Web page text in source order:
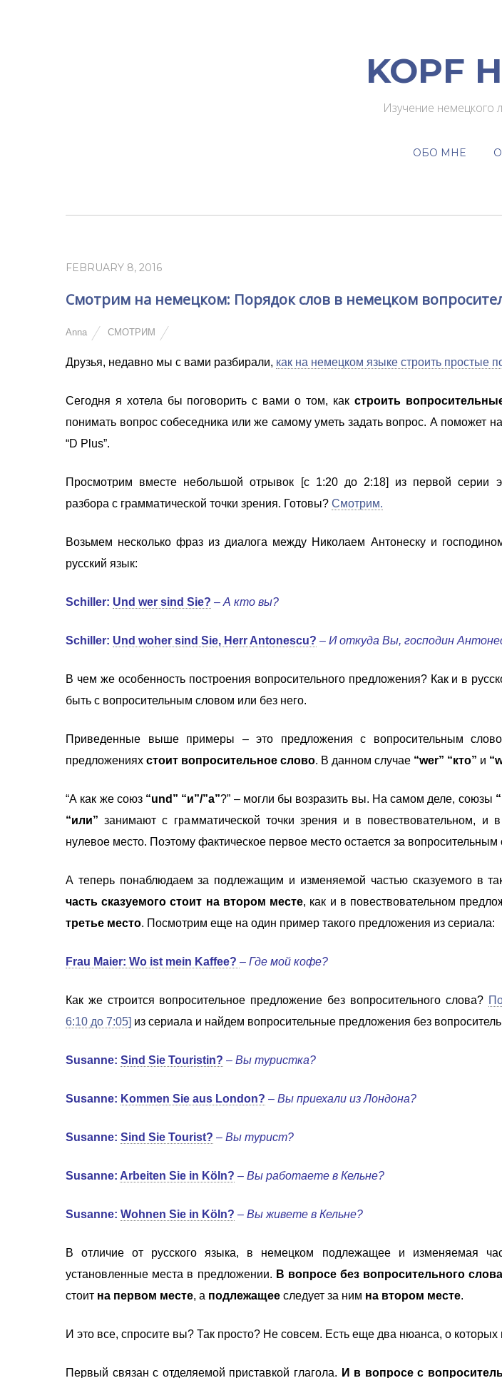
KOPF
Изучение немецкого
ОБО МНЕ
FEBRUARY 8, 2016
Смотрим на немецком: Порядок слов в немецком
Anna СМОТРИМ
Друзья, недавно мы с вами разбирали, как на немецком языке строить простые
Сегодня я хотела бы поговорить с вами о том, как строить
понимать вопрос собеседника или же самому уметь задать вопрос. А поможет
“D Plus”.
Просмотрим вместе небольшой отрывок [с 1:20 до 2:18] из первой серии
разбора с грамматической точки зрения. Готовы? Смотрим.
Возьмем несколько фраз из диалога между Николаем Антонеску и
русский язык:
Schiller: Und wer sind Sie? – А кто вы?
Schiller: Und woher sind Sie, Herr Antonescu? – И откуда Вы, господин
В чем же особенность построения вопросительного предложения? Как и в
быть с вопросительным словом или без него.
Приведенные выше примеры – это предложения с вопросительным
предложениях стоит вопросительное слово. В данном случае “wer” “кто” и
“А как же союз “und” “и”/”а”?” – могли бы возразить вы. На самом деле, союзы
“или” занимают с грамматической точки зрения и в повествовательном, и
нулевое место. Поэтому фактическое первое место остается за вопросительным
А теперь понаблюдаем за подлежащим и изменяемой частью сказуемого в
часть сказуемого стоит на втором месте, как и в повествовательном
третье место. Посмотрим еще на один пример такого предложения из сериала:
Frau Maier: Wo ist mein Kaffee? – Где мой кофе?
Как же строится вопросительное предложение без вопросительного слова?
6:10 до 7:05] из сериала и найдем вопросительные предложения без
Susanne: Sind Sie Touristin? – Вы туристка?
Susanne: Kommen Sie aus London? – Вы приехали из Лондона?
Susanne: Sind Sie Tourist? – Вы турист?
Susanne: Arbeiten Sie in Köln? – Вы работаете в Кельне?
Susanne: Wohnen Sie in Köln? – Вы живете в Кельне?
В отличие от русского языка, в немецком подлежащее и изменяемая
установленные места в предложении. В вопросе без вопросительного слова
стоит на первом месте, а подлежащее следует за ним на втором месте.
И это все, спросите вы? Так просто? Не совсем. Есть еще два нюанса, о которых
Первый связан с отделяемой приставкой глагола. И в вопросе с